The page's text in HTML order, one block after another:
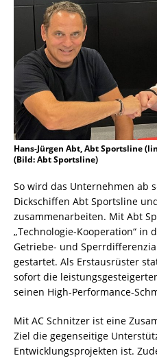
Hans-Jürgen Abt, Abt Sportsline
(Bild: Abt Sportsline)
So wird das Unternehmen ab
Dickschiffen Abt Sportsline
zusammenarbeiten. Mit Abt
„Technologie-Kooperation“ in
Getriebe- und
gestartet. Als Erstausrüster
sofort die
seinen High-Performance-
Mit AC Schnitzer ist eine
Ziel die gegenseitige
Entwicklungsprojekten ist.